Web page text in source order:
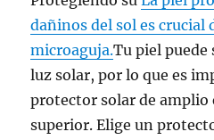
dañinos del sol es crucial
microaguja.Tu piel puede
luz solar, por lo que es
protector solar de amplio
superior. Elige un